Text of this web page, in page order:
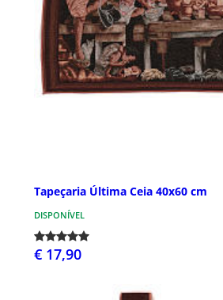
Tapeçaria Última Ceia 40x60 cm
DISPONÍVEL
€ 17,90